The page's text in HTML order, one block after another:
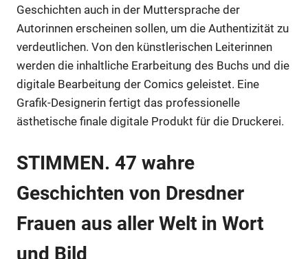
Anzeige
Anzeige
Geschichten auch in der Muttersprache der
Autorinnen erscheinen sollen, um die Authentizität zu
verdeutlichen. Von den künstlerischen Leiterinnen
werden die inhaltliche Erarbeitung des Buchs und die
digitale Bearbeitung der Comics geleistet. Eine
Grafik-Designerin fertigt das professionelle
ästhetische finale digitale Produkt für die Druckerei.
STIMMEN. 47 wahre
Geschichten von Dresdner
Frauen aus aller Welt in Wort
und Bild